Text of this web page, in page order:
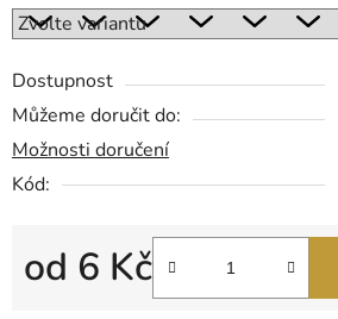
Dostupnost
Můžeme doručit do:
Možnosti doručení
Kód:
od 6 Kč